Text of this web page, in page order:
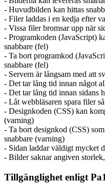
- Huvudbilden kan hittas
- Filer laddas i en kedja efter
- Vissa filer bromsar upp när
- Programkoden (JavaScript)
snabbare (fel)
- Ta bort programkod
snabbare (fel)
- Servern är långsam med att
- Det tar lång tid innan något
- Det tar lång tid innan sidans
- Låt webbläsaren spara filer
- Designkoden (CSS) kan
(varning)
- Ta bort designkod (CSS)
snabbare (varning)
- Sidan laddar väldigt mycket
- Bilder saknar angiven
Tillgänglighet enligt